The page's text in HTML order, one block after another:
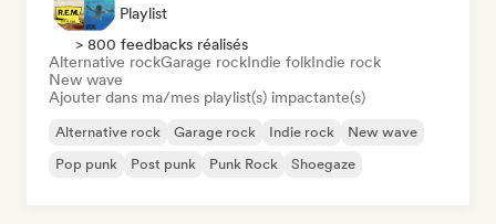
Playlist
> 800 feedbacks réalisés
Alternative rockGarage rockIndie folkIndie rock
New wave
Ajouter dans ma/mes playlist(s) impactante(s)
Alternative rock Garage rock Indie rock
New wave
Pop punk
Post punk Punk Rock Shoegaze